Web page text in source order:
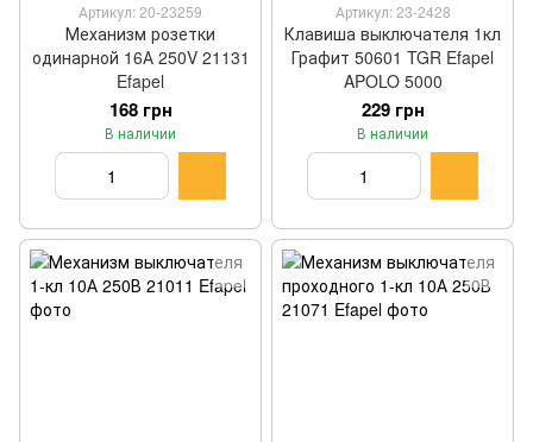
Артикул: 20-23259
Механизм розетки
одинарной 16А 250V 21131
Efapel
168 грн
В наличии
Артикул: 23-2428
Клавиша выключателя 1кл
Графит 50601 TGR Efapel
APOLO 5000
229 грн
В наличии